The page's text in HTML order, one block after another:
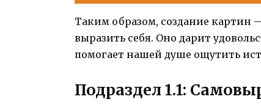
Таким образом, создание картин
выразить себя. Оно дарит
помогает нашей душе ощутить
Подраздел 1.1: